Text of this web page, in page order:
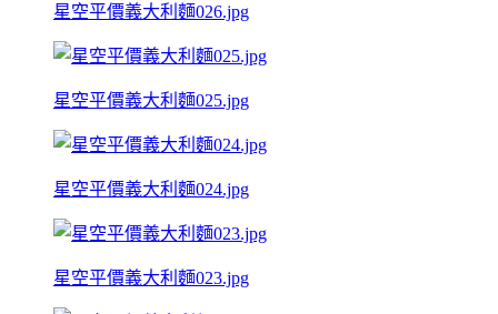
星空平價義大利麵026.jpg
星空平價義大利麵025.jpg
星空平價義大利麵024.jpg
星空平價義大利麵023.jpg